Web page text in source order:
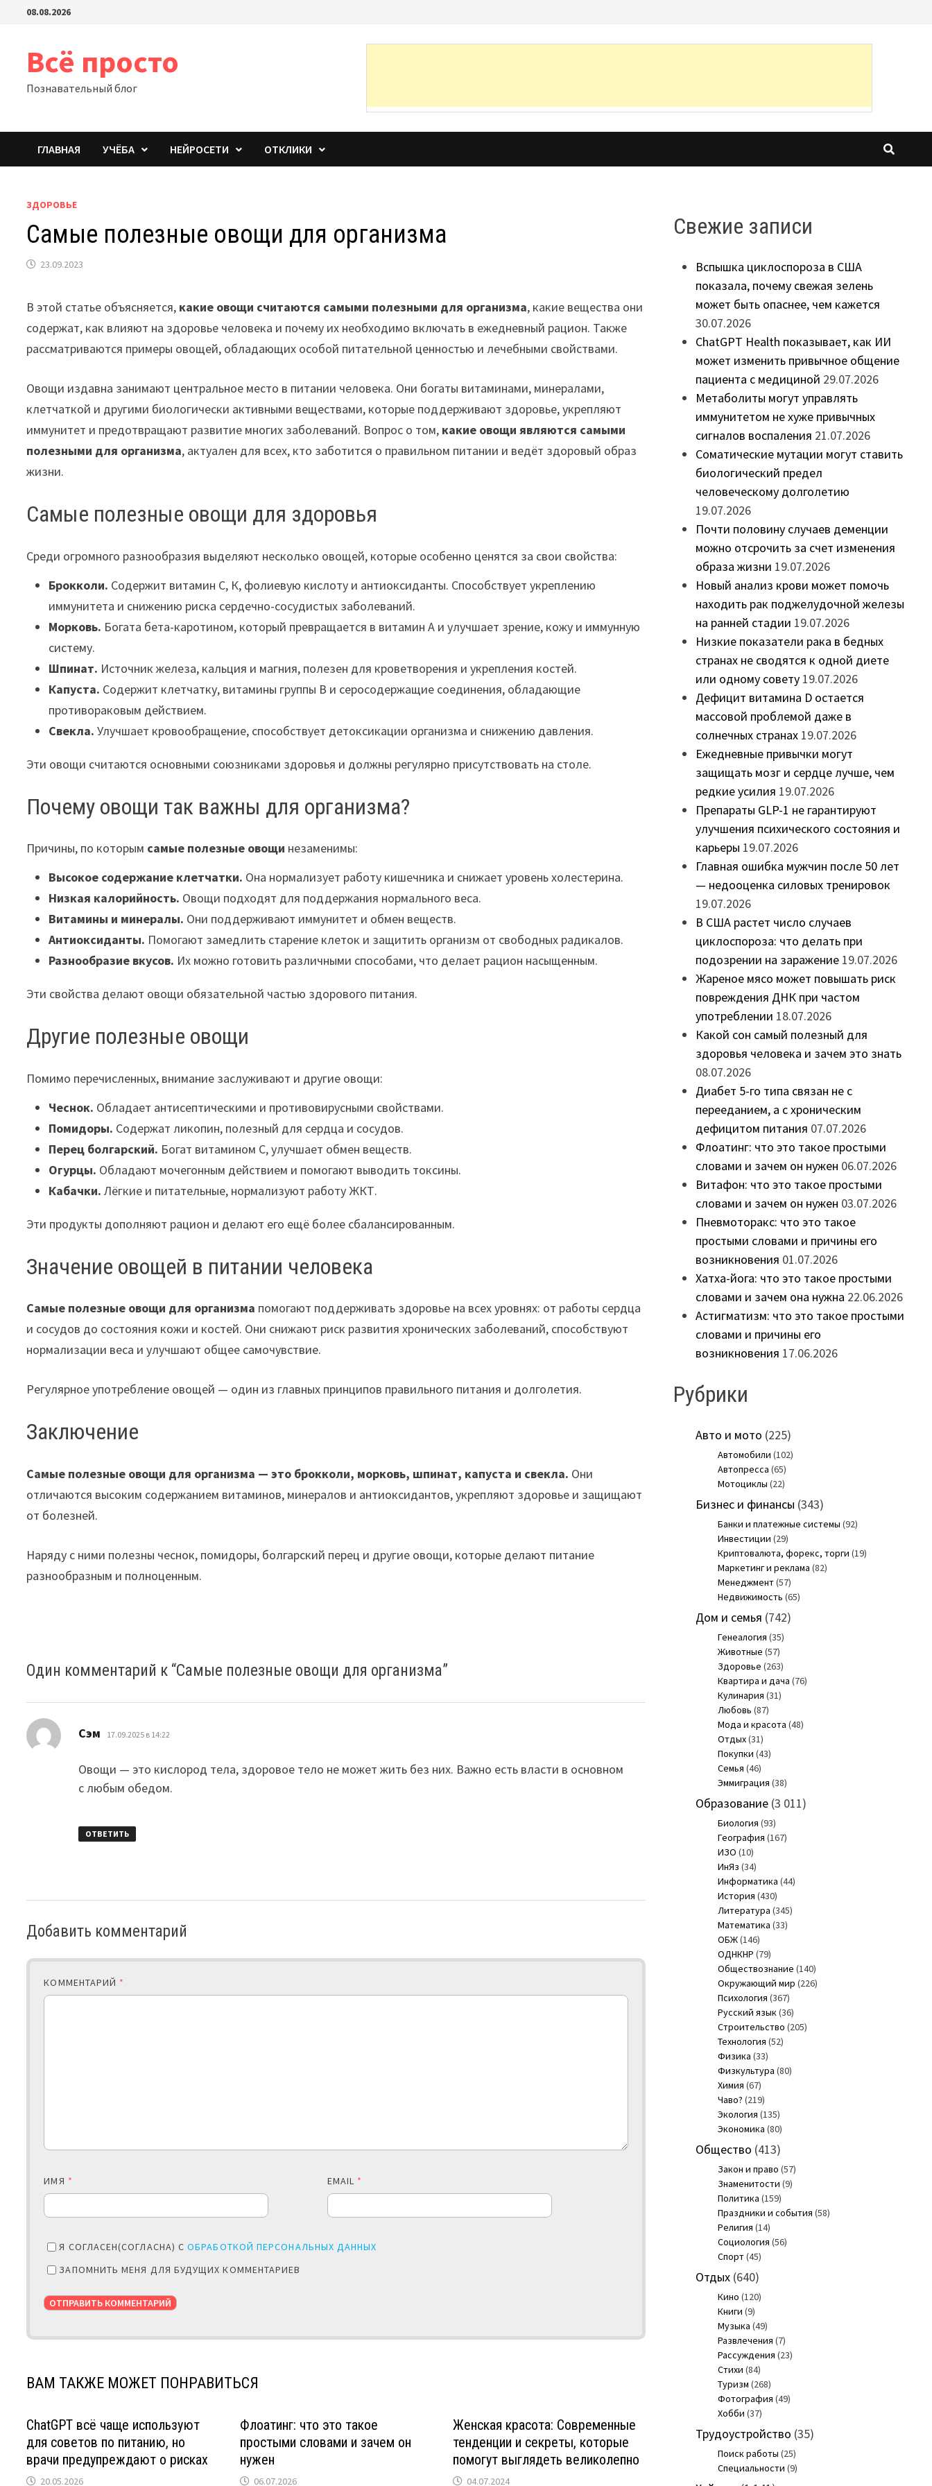
Перейти08.08.2026
Всё просто
Познавательный блог
ГЛАВНАЯ УЧЁБА НЕЙРОСЕТИ ОТКЛИКИ
ЗДОРОВЬЕ
Самые полезные овощи для организма
23.09.2023
В этой статье объясняется, какие овощи считаются самыми полезными для организма, какие вещества они
содержат, как влияют на здоровье человека и почему их необходимо включать в ежедневный рацион. Также
рассматриваются примеры овощей, обладающих особой питательной ценностью и лечебными свойствами.
Овощи издавна занимают центральное место в питании человека. Они богаты витаминами, минералами,
клетчаткой и другими биологически активными веществами, которые поддерживают здоровье, укрепляют
иммунитет и предотвращают развитие многих заболеваний. Вопрос о том, какие овощи являются самыми
полезными для организма, актуален для всех, кто заботится о правильном питании и ведёт здоровый образ
жизни.
Самые полезные овощи для здоровья
Среди огромного разнообразия выделяют несколько овощей, которые особенно ценятся за свои свойства:
Брокколи. Содержит витамин С, К, фолиевую кислоту и антиоксиданты. Способствует укреплению
иммунитета и снижению риска сердечно-сосудистых заболеваний.
Морковь. Богата бета-каротином, который превращается в витамин А и улучшает зрение, кожу и иммунную
систему.
Шпинат. Источник железа, кальция и магния, полезен для кроветворения и укрепления костей.
Капуста. Содержит клетчатку, витамины группы В и серосодержащие соединения, обладающие
противораковым действием.
Свекла. Улучшает кровообращение, способствует детоксикации организма и снижению давления.
Эти овощи считаются основными союзниками здоровья и должны регулярно присутствовать на столе.
Почему овощи так важны для организма?
Причины, по которым самые полезные овощи незаменимы:
Высокое содержание клетчатки. Она нормализует работу кишечника и снижает уровень холестерина.
Низкая калорийность. Овощи подходят для поддержания нормального веса.
Витамины и минералы. Они поддерживают иммунитет и обмен веществ.
Антиоксиданты. Помогают замедлить старение клеток и защитить организм от свободных радикалов.
Разнообразие вкусов. Их можно готовить различными способами, что делает рацион насыщенным.
Эти свойства делают овощи обязательной частью здорового питания.
Другие полезные овощи
Помимо перечисленных, внимание заслуживают и другие овощи:
Чеснок. Обладает антисептическими и противовирусными свойствами.
Помидоры. Содержат ликопин, полезный для сердца и сосудов.
Перец болгарский. Богат витамином С, улучшает обмен веществ.
Огурцы. Обладают мочегонным действием и помогают выводить токсины.
Кабачки. Лёгкие и питательные, нормализуют работу ЖКТ.
Эти продукты дополняют рацион и делают его ещё более сбалансированным.
Значение овощей в питании человека
Самые полезные овощи для организма помогают поддерживать здоровье на всех уровнях: от работы сердца
и сосудов до состояния кожи и костей. Они снижают риск развития хронических заболеваний, способствуют
нормализации веса и улучшают общее самочувствие.
Регулярное употребление овощей — один из главных принципов правильного питания и долголетия.
Заключение
Самые полезные овощи для организма — это брокколи, морковь, шпинат, капуста и свекла. Они
отличаются высоким содержанием витаминов, минералов и антиоксидантов, укрепляют здоровье и защищают
от болезней.
Наряду с ними полезны чеснок, помидоры, болгарский перец и другие овощи, которые делают питание
разнообразным и полноценным.
Один комментарий к “Самые полезные овощи для организма”
Сэм 17.09.2025 в 14:22
Овощи — это кислород тела, здоровое тело не может жить без них. Важно есть власти в основном
с любым обедом.
ОТВЕТИТЬ
Добавить комментарий
КОММЕНТАРИЙ *
ИМЯ * EMAIL *
Я СОГЛАСЕН(СОГЛАСНА) СОБРАБОТКОЙ ПЕРСОНАЛЬНЫХ ДАННЫХ
ЗАПОМНИТЬ МЕНЯ ДЛЯ БУДУЩИХ КОММЕНТАРИЕВ
ВАМ ТАКЖЕ МОЖЕТ ПОНРАВИТЬСЯ
ChatGPT всё чаще используют
для советов по питанию, но
врачи предупреждают о рисках
20.05.2026
Флоатинг: что это такое
простыми словами и зачем он
нужен
06.07.2026
Женская красота: Современные
тенденции и секреты, которые
помогут выглядеть великолепно
04.07.2024
Свежие записи
Вспышка циклоспороза в США
показала, почему свежая зелень
может быть опаснее, чем кажется
30.07.2026
ChatGPT Health показывает, как ИИ
может изменить привычное общение
пациента с медициной 29.07.2026
Метаболиты могут управлять
иммунитетом не хуже привычных
сигналов воспаления 21.07.2026
Соматические мутации могут ставить
биологический предел
человеческому долголетию
19.07.2026
Почти половину случаев деменции
можно отсрочить за счет изменения
образа жизни 19.07.2026
Новый анализ крови может помочь
находить рак поджелудочной железы
на ранней стадии 19.07.2026
Низкие показатели рака в бедных
странах не сводятся к одной диете
или одному совету 19.07.2026
Дефицит витамина D остается
массовой проблемой даже в
солнечных странах 19.07.2026
Ежедневные привычки могут
защищать мозг и сердце лучше, чем
редкие усилия 19.07.2026
Препараты GLP-1 не гарантируют
улучшения психического состояния и
карьеры 19.07.2026
Главная ошибка мужчин после 50 лет
— недооценка силовых тренировок
19.07.2026
В США растет число случаев
циклоспороза: что делать при
подозрении на заражение 19.07.2026
Жареное мясо может повышать риск
повреждения ДНК при частом
употреблении 18.07.2026
Какой сон самый полезный для
здоровья человека и зачем это знать
08.07.2026
Диабет 5-го типа связан не с
перееданием, а с хроническим
дефицитом питания 07.07.2026
Флоатинг: что это такое простыми
словами и зачем он нужен 06.07.2026
Витафон: что это такое простыми
словами и зачем он нужен 03.07.2026
Пневмоторакс: что это такое
простыми словами и причины его
возникновения 01.07.2026
Хатха-йога: что это такое простыми
словами и зачем она нужна 22.06.2026
Астигматизм: что это такое простыми
словами и причины его
возникновения 17.06.2026
Рубрики
Авто и мото (225)
Автомобили (102)
Автопресса (65)
Мотоциклы (22)
Бизнес и финансы (343)
Банки и платежные системы (92)
Инвестиции (29)
Криптовалюта, форекс, торги (19)
Маркетинг и реклама (82)
Менеджмент(57)
Недвижимость (65)
Дом и семья (742)
Генеалогия (35)
Животные (57)
Здоровье (263)
Квартира и дача (76)
Кулинария (31)
Любовь (87)
Мода и красота (48)
Отдых(31)
Покупки (43)
Семья (46)
Эммиграция (38)
Образование(3 011)
Биология (93)
География (167)
ИЗО (10)
ИнЯз (34)
Информатика (44)
История (430)
Литература (345)
Математика (33)
ОБЖ(146)
ОДНКНР (79)
Обществознание (140)
Окружающий мир (226)
Психология (367)
Русский язык(36)
Строительство (205)
Технология (52)
Физика (33)
Физкультура (80)
Химия (67)
Чаво? (219)
Экология (135)
Экономика (80)
Общество (413)
Закон и право (57)
Знаменитости (9)
Политика (159)
Праздники и события (58)
Религия (14)
Социология (56)
Спорт(45)
Отдых(640)
Кино (120)
Книги (9)
Музыка (49)
Развлечения (7)
Рассуждения (23)
Стихи (84)
Туризм (268)
Фотография (49)
Хобби (37)
Трудоустройство (35)
Поиск работы (25)
Специальности (9)